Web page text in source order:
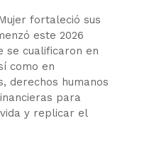
fortaleció sus
este 2026
se cualificaron en
como en
derechos humanos
para
y replicar el